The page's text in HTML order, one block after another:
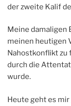
der zweite Kalif
Meine damaligen
meinen heutigen
Nahostkonflikt zu
durch die
wurde.
Heute geht es